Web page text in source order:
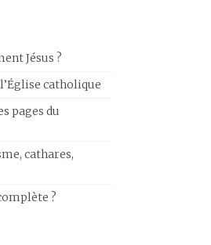
Jésus ?
catholique
pages du
cathares,
?